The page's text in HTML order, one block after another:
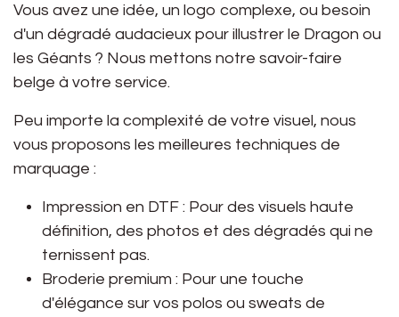
Vous avez une idée, un logo complexe, ou besoin
d'un dégradé audacieux pour illustrer le Dragon ou
les Géants ? Nous mettons notre savoir-faire
belge à votre service.
Peu importe la complexité de votre visuel, nous
vous proposons les meilleures techniques de
marquage :
Impression en DTF : Pour des visuels haute
définition, des photos et des dégradés qui ne
ternissent pas.
Broderie premium : Pour une touche
d'élégance sur vos polos ou sweats de